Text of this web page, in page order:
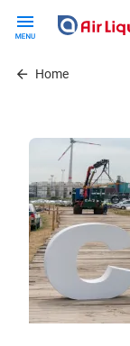
contentHome